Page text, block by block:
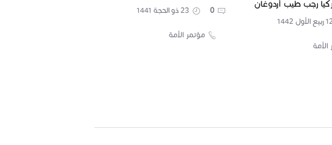
رجب طيب أردوغان
الأمة
مؤتمر الأمة